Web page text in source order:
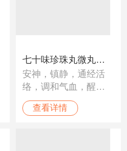
七十味珍珠丸微丸
（甘露）
安神，镇静，通经活
络，调和气血，醒脑
开窍。用于“黑白脉
病”、“龙血”不调；中
查看详情